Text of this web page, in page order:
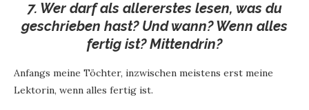
7. Wer darf als allererstes lesen, was du
geschrieben hast? Und wann? Wenn alles
fertig ist? Mittendrin?
Anfangs meine Töchter, inzwischen meistens erst meine
Lektorin, wenn alles fertig ist.